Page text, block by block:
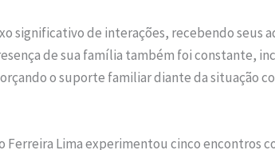
significativo de interações, recebendo seus
de sua família também foi constante,
o suporte familiar diante da situação
Lima experimentou cinco encontros